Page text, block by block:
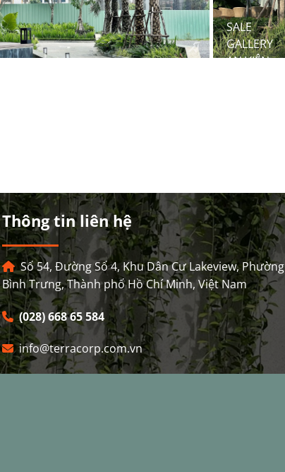
NHÀ
ĐIỀU
HÀNH
Thông tin liên hệ
Số 54, Đường Số 4, Khu Dân Cư Lakeview, Phường
Bình Trưng, Thành phố Hồ Chí Minh, Việt Nam
(028) 668 65 584
info@terracorp.com.vn